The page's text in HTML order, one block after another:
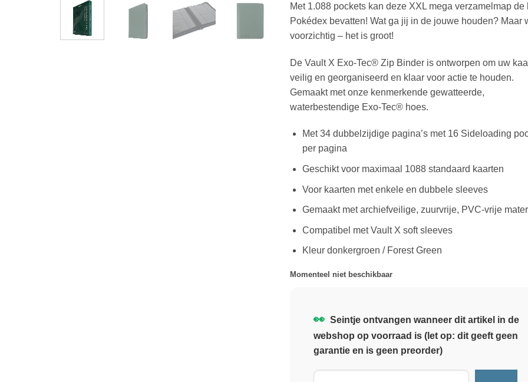
Met 1.088 pockets kan deze XXL mega verzamelmap de
Pokédex bevatten! Wat ga jij in de jouwe houden? Maar
voorzichtig – het is groot!
De Vault X Exo-Tec® Zip Binder is ontworpen om uw
veilig en georganiseerd en klaar voor actie te houden.
Gemaakt met onze kenmerkende gewatteerde,
waterbestendige Exo-Tec® hoes.
Met 34 dubbelzijdige pagina’s met 16 Sideloading
per pagina
Geschikt voor maximaal 1088 standaard kaarten
Voor kaarten met enkele en dubbele sleeves
Gemaakt met archiefveilige, zuurvrije, PVC-vrije
Compatibel met Vault X soft sleeves
Kleur donkergroen / Forest Green
Momenteel niet beschikbaar
👀 Seintje ontvangen wanneer dit artikel in de
webshop op voorraad is (let op: dit geeft geen
garantie en is geen preorder)